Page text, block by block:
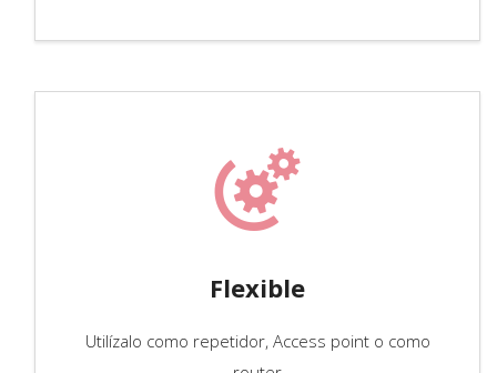
Flexible
Utilízalo como repetidor, Access point o como